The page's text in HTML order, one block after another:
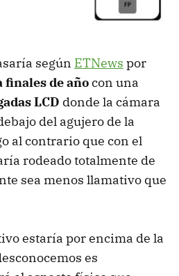
según ETNews por
finales de añocon una
LCD donde la cámara
del agujero de la
al contrario que con el
rodeado totalmente de
sea menos llamativo que
estaría por encima de la
es